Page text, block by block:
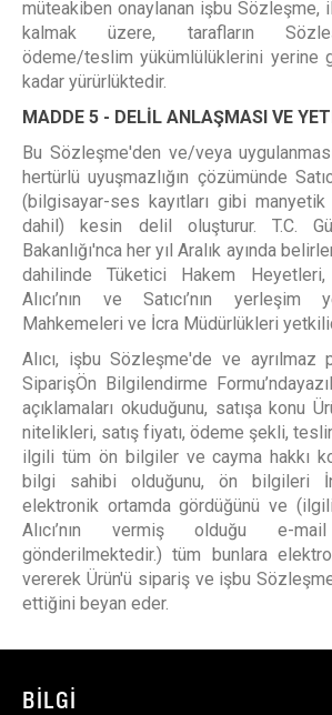
müteakiben onaylanan işbu Sözleşme,
kalmak üzere, tarafların
ödeme/teslim yükümlülüklerini yerine
kadar yürürlüktedir.
MADDE 5 - DELİL ANLAŞMASI VE
Bu Sözleşme'den ve/veya
hertürlü uyuşmazlığın çözümünde
(bilgisayar-ses kayıtları gibi manyetik
dahil) kesin delil oluşturur. T.C.
Bakanlığı'nca her yıl Aralık ayında
dahilinde Tüketici Hakem Heyetleri,
Alıcı’nın ve Satıcı’nın yerleşim
Mahkemeleri ve İcra Müdürlükleri
Alıcı, işbu Sözleşme'de ve ayrılmaz
SiparişÖn Bilgilendirme
açıklamaları okuduğunu, satışa konu
nitelikleri, satış fiyatı, ödeme şekli,
ilgili tüm ön bilgiler ve cayma hakkı
bilgi sahibi olduğunu, ön bilgileri
elektronik ortamda gördüğünü ve
Alıcı’nın vermiş olduğu e-
gönderilmektedir.) tüm bunlara
vererek Ürün'ü sipariş ve işbu
ettiğini beyan eder.
BILGI